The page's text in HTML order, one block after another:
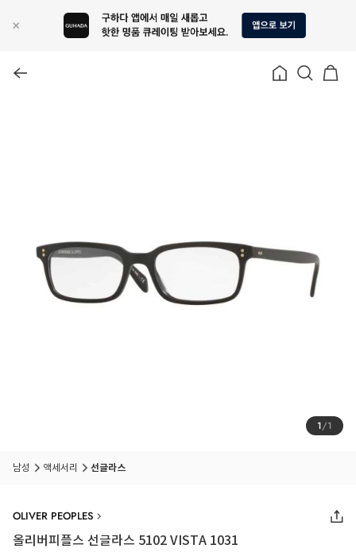
1/1
남성 액세서리 선글라스
OLIVER PEOPLES
올리버피플스 선글라스 5102 VISTA 1031